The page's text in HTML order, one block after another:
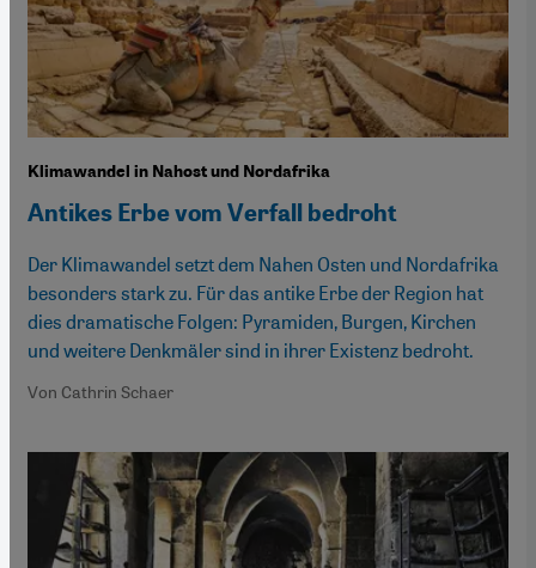
Klimawandel in Nahost und Nordafrika
Antikes Erbe vom Verfall bedroht
Der Klimawandel setzt dem Nahen Osten und Nordafrika
besonders stark zu. Für das antike Erbe der Region hat
dies dramatische Folgen: Pyramiden, Burgen, Kirchen
und weitere Denkmäler sind in ihrer Existenz bedroht.
Von Cathrin Schaer